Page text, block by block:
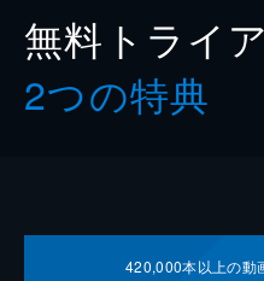
無料トライ
2つの特典
420,000本以上の動